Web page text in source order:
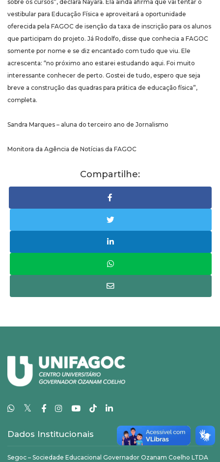
sobre os cursos”, declara Nayara. Ela ainda afirma que vai tentar o
vestibular para Educação Física e aproveitará a oportunidade
oferecida pela FAGOC de isenção da taxa de inscrição para os alunos
que participam do projeto. Já Rodolfo, disse que conhecia a FAGOC
somente por nome e se diz encantado com tudo que viu. Ele
acrescenta: “no próximo ano estarei estudando aqui. Foi muito
interessante conhecer de perto. Gostei de tudo, espero que seja
breve a construção das quadras para prática de educação física”,
completa.
Sandra Marques – aluna do terceiro ano de Jornalismo
Monitora da Agência de Notícias da FAGOC
Compartilhe:
𝕏
Dados Institucionais
Segoc – Sociedade Educacional Governador Ozanam Coelho LTDA